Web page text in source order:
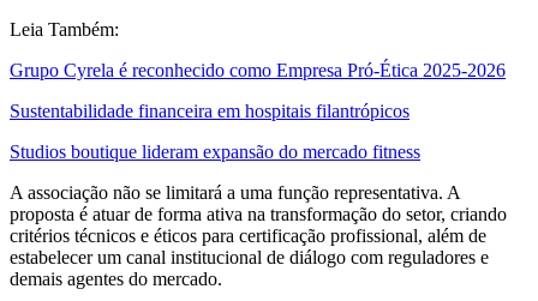
Leia Também:
Grupo Cyrela é reconhecido como Empresa Pró-Ética 2025-2026
Sustentabilidade financeira em hospitais filantrópicos
Studios boutique lideram expansão do mercado fitness
A associação não se limitará a uma função representativa. A
proposta é atuar de forma ativa na transformação do setor, criando
critérios técnicos e éticos para certificação profissional, além de
estabelecer um canal institucional de diálogo com reguladores e
demais agentes do mercado.